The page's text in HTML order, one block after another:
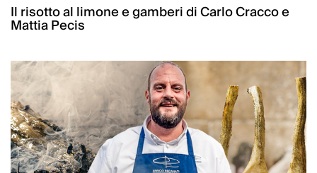
Il risotto al limone e gamberi di Carlo Cracco e
Mattia Pecis